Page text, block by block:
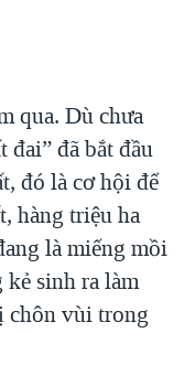
qua. Dù chưa
đã bắt đầu
đó là cơ hội để
hàng triệu ha
là miếng mồi
sinh ra làm
chôn vùi trong